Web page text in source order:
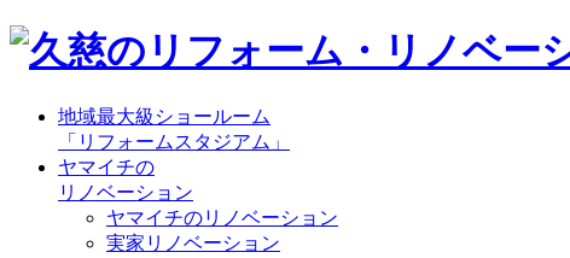
地域最大級ショールーム
「リフォームスタジアム」
ヤマイチの
リノベーション
ヤマイチのリノベーション
実家リノベーション